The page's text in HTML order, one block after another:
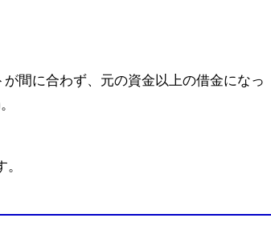
間に合わず、元の資金以上の借金になっ